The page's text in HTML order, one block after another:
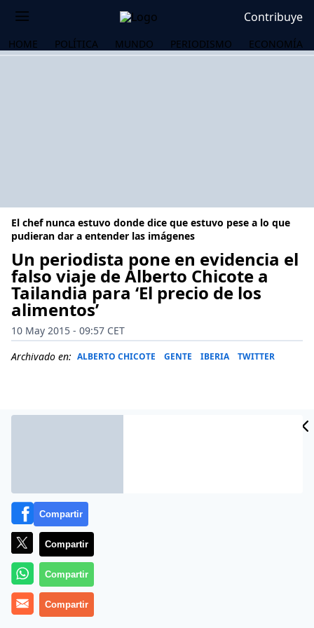
Contribuye
HOME POLÍTICA MUNDO PERIODISMO ECONOMÍA
El chef nunca estuvo donde dice que estuvo pese a lo que
pudieran dar a entender las imágenes
Un periodista pone en evidencia el
falso viaje de Alberto Chicote a
Tailandia para ‘El precio de los
alimentos’
10 May 2015 - 09:57 CET
Archivado en: ALBERTO CHICOTE GENTE IBERIA TWITTER
Más información
Compartir
Compartir
Compartir
Compartir